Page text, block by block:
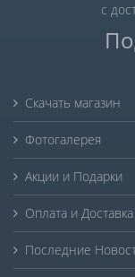
с
Скачать магазин
Фотогалерея
Акции и Подарки
Оплата и Доставка
Последние